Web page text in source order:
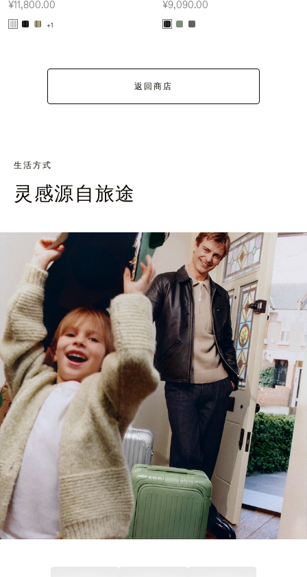
¥11,800.00
+1
¥9,090.00
返回商店
生活方式
灵感源自旅途